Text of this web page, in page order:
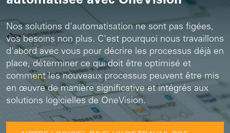
Nos solutions d'automatisation ne sont pas figées,
vos besoins non plus. C'est pourquoi nous travaillons
d'abord avec vous pour décrire les processus déjà en
place, déterminer ce qui doit être optimisé et
comment les nouveaux processus peuvent être mis
en œuvre de manière significative et intégrés aux
solutions logicielles de OneVision.